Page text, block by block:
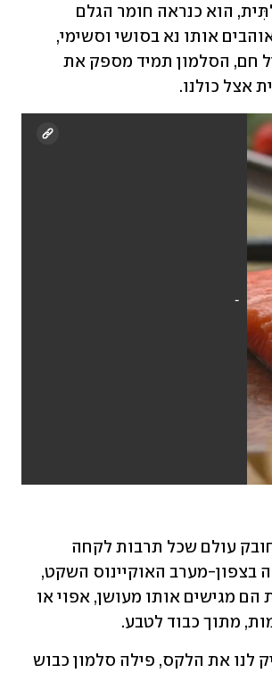
אצל כולנו.
מתוך כבוד לטבע.